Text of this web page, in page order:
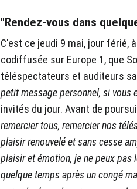
"Rendez-vous dans
C'est ce jeudi 9 mai, jour férié,
codiffusée sur Europe 1, que
téléspectateurs et auditeurs
petit message personnel, si vous
invités du jour. Avant de
remercier tous, remercier nos
plaisir renouvelé et sans cesse
plaisir et émotion, je ne peux pas
quelque temps après un congé